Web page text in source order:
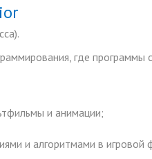
где программы
и анимации;
и алгоритмами в игровой